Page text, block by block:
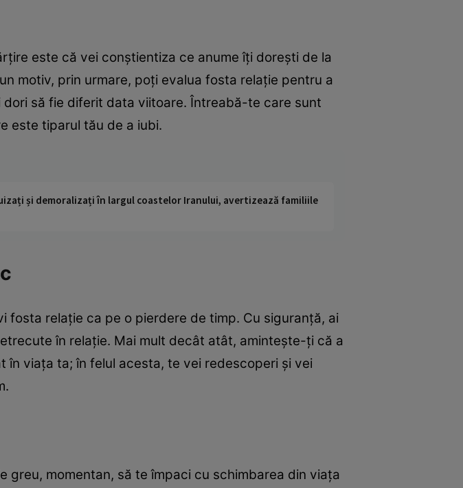
este că vei conştientiza ce anume îţi doreşti de la
motiv, prin urmare, poţi evalua fosta relaţie pentru a
să fie diferit data viitoare. Întreabă-te care sunt
este tiparul tău de a iubi.
și demoralizați în largul coastelor Iranului, avertizează familiile
fosta relaţie ca pe o pierdere de timp. Cu siguranţă, ai
în relaţie. Mai mult decât atât, aminteşte-ţi că a
viaţa ta; în felul acesta, te vei redescoperi şi vei
momentan, să te împaci cu schimbarea din viaţa